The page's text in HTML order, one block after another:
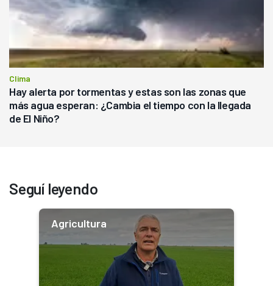
Clima
Hay alerta por tormentas y estas son las zonas que
más agua esperan: ¿Cambia el tiempo con la llegada
de El Niño?
Seguí leyendo
Agricultura